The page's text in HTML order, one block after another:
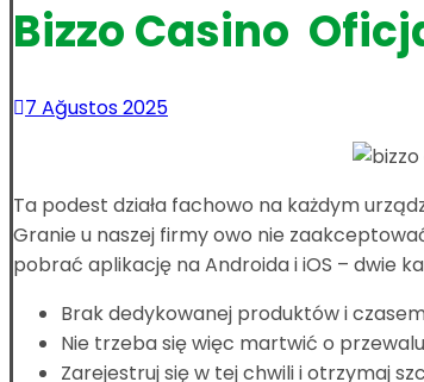
Bizzo Casino
7 Ağustos 2025
Ta podest działa fachowo na każdym
Granie u naszej firmy owo nie
pobrać aplikację na Androida i iOS – dwie
Brak dedykowanej produktów i
Nie trzeba się więc martwić o
Zarejestruj się w tej chwili i otrzymaj